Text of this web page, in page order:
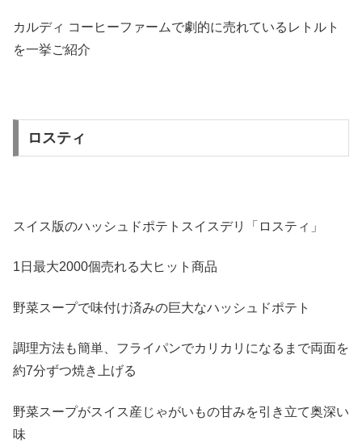
カルディ コーヒーファームで劇的に売れているレトルト
を一挙ご紹介
ロスティ
スイス版のハッシュドポテトスイスデリ「ロスティ」
1日最大2000個売れる大ヒット商品
野菜スープで味付け済みの巨大なハッシュドポテト
調理方法も簡単、フライパンでカリカリになるまで両面を
約7分ずつ焼き上げる
野菜スープがスイス産じゃがいもの甘みを引き立て奥深い
味